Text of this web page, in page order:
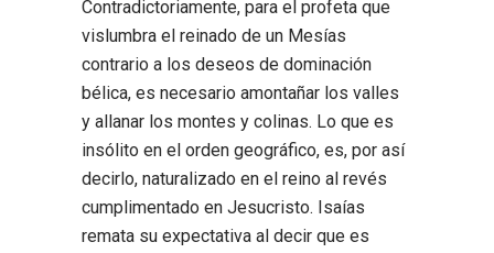
Contradictoriamente, para el profeta que
vislumbra el reinado de un Mesías
contrario a los deseos de dominación
bélica, es necesario amontañar los valles
y allanar los montes y colinas. Lo que es
insólito en el orden geográfico, es, por así
decirlo, naturalizado en el reino al revés
cumplimentado en Jesucristo. Isaías
remata su expectativa al decir que es